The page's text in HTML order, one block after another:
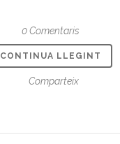
0 Comentaris
CONTINUA LLEGINT
Comparteix